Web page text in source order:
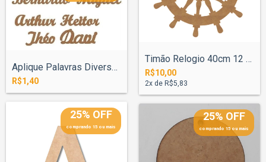
Aplique Palavras Diversas Profissão Mini...
R$1,40
Timão Relogio 40cm 12 Pinos MDF 3mm
R$10,00
2x de R$5,83
25% OFF
comprando 15 ou mais
25% OFF
comprando 15 ou mais